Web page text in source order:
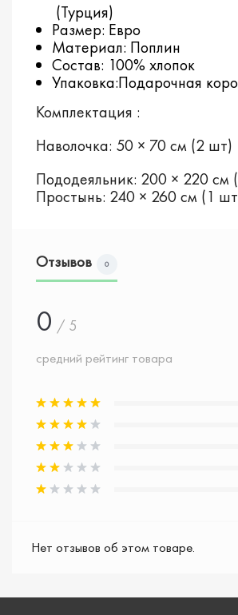
(Турция)
Размер: Евро
Материал: Поплин
Состав: 100% хлопок
Упаковка:Подарочная
Комплектация :
Наволочка: 50 × 70 см (2 шт)
Пододеяльник: 200 × 220 см
Простынь: 240 × 260 см (1
Отзывов 0
0 / 5
средний рейтинг товара
Нет отзывов об этом товаре.